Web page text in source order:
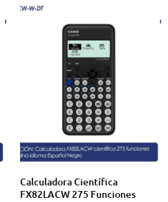
Calculadora Científica
FX82LACW 275 Funciones